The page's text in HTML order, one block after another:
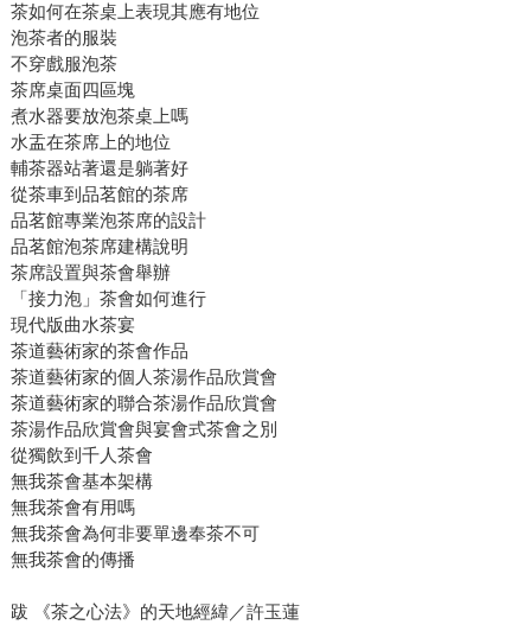
茶如何在茶桌上表現其應有地位
泡茶者的服裝
不穿戲服泡茶
茶席桌面四區塊
煮水器要放泡茶桌上嗎
水盂在茶席上的地位
輔茶器站著還是躺著好
從茶車到品茗館的茶席
品茗館專業泡茶席的設計
品茗館泡茶席建構說明
茶席設置與茶會舉辦
「接力泡」茶會如何進行
現代版曲水茶宴
茶道藝術家的茶會作品
茶道藝術家的個人茶湯作品欣賞會
茶道藝術家的聯合茶湯作品欣賞會
茶湯作品欣賞會與宴會式茶會之別
從獨飲到千人茶會
無我茶會基本架構
無我茶會有用嗎
無我茶會為何非要單邊奉茶不可
無我茶會的傳播
跋 《茶之心法》的天地經緯／許玉蓮